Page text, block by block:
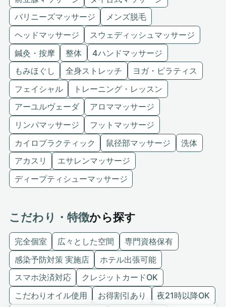
バリニーズマッサージ
メンズ脱毛
ヘッドマッサージ
スウェディッシュマッサージ
鍼灸・按摩
整体
4ハンドマッサージ
もみほぐし
全身ストレッチ
ヨガ・ピラティス
フェイシャル
トレーニング・レッスン
アーユルヴェーダ
アロママッサージ
リンパマッサージ
フットマッサージ
カイロプラクティック
鼠径部マッサージ
洗体
アカスリ
エサレンマッサージ
ディープティシューマッサージ
こだわり・特徴から探す
完全個室 広々とした空間
専門資格保有
感染予防対策 実施店
ホテル出張可能
スマホ決済対応
クレジットカードOK
こだわりオイル使用
お得割引あり 夜21時以降OK